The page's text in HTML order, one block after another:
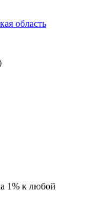
область
1% к любой